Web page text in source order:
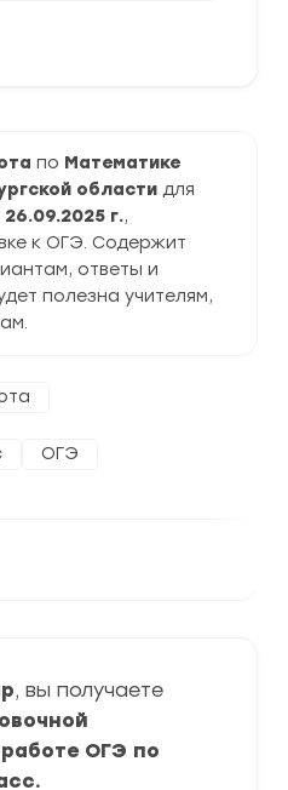
по Математике
области для
г.,
к ОГЭ. Содержит
ответы и
полезна учителям,
ОГЭ
, вы получаете
ОГЭ по